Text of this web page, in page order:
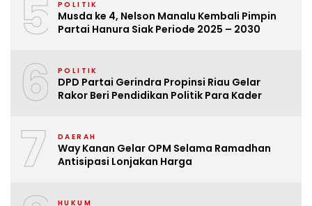
5 POLITIK
Musda ke 4, Nelson Manalu Kembali Pimpin
Partai Hanura Siak Periode 2025 – 2030
6 POLITIK
DPD Partai Gerindra Propinsi Riau Gelar
Rakor Beri Pendidikan Politik Para Kader
7 DAERAH
Way Kanan Gelar OPM Selama Ramadhan
Antisipasi Lonjakan Harga
HUKUM